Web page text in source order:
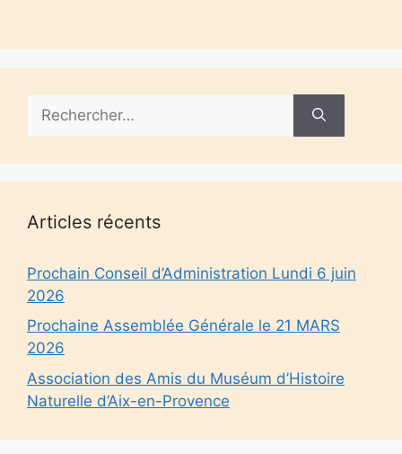
Articles récents
Prochain Conseil d’Administration Lundi 6 juin
2026
Prochaine Assemblée Générale le 21 MARS
2026
Association des Amis du Muséum d’Histoire
Naturelle d’Aix-en-Provence